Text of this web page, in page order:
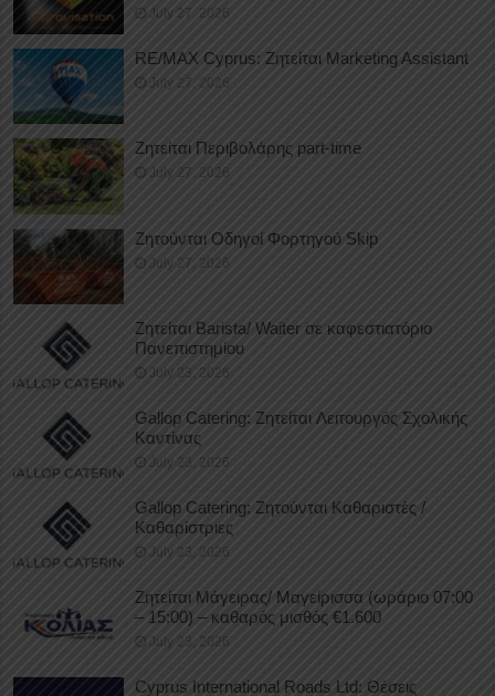
July 27, 2026
RE/MAX Cyprus: Ζητείται Marketing Assistant
July 27, 2026
Ζητείται Περιβολάρης part-time
July 27, 2026
Ζητούνται Οδηγοί Φορτηγού Skip
July 27, 2026
Ζητείται Barista/ Waiter σε καφεστιατόριο
Πανεπιστημίου
July 23, 2026
Gallop Catering: Ζητείται Λειτουργός Σχολικής
Καντίνας
July 23, 2026
Gallop Catering: Ζητούνται Καθαριστές /
Καθαρίστριες
July 23, 2026
Ζητείται Μάγειρας/ Μαγείρισσα (ωράριο 07:00
– 15:00) – καθαρός μισθός €1.600
July 23, 2026
Cyprus International Roads Ltd: Θέσεις